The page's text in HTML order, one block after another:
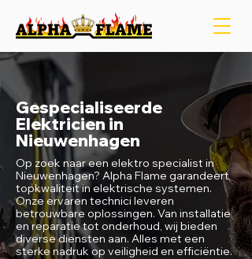
Gespecialiseerde
Elektricien in
Nieuwenhagen
Op zoek naar een elektro specialist in
Nieuwenhagen? Alpha Flame garandeert
topkwaliteit in elektrische systemen.
Onze ervaren technici leveren
betrouwbare oplossingen. Van installatie
en reparatie tot onderhoud, wij bieden
diverse diensten aan. Alles met een
sterke nadruk op veiligheid en efficiëntie.